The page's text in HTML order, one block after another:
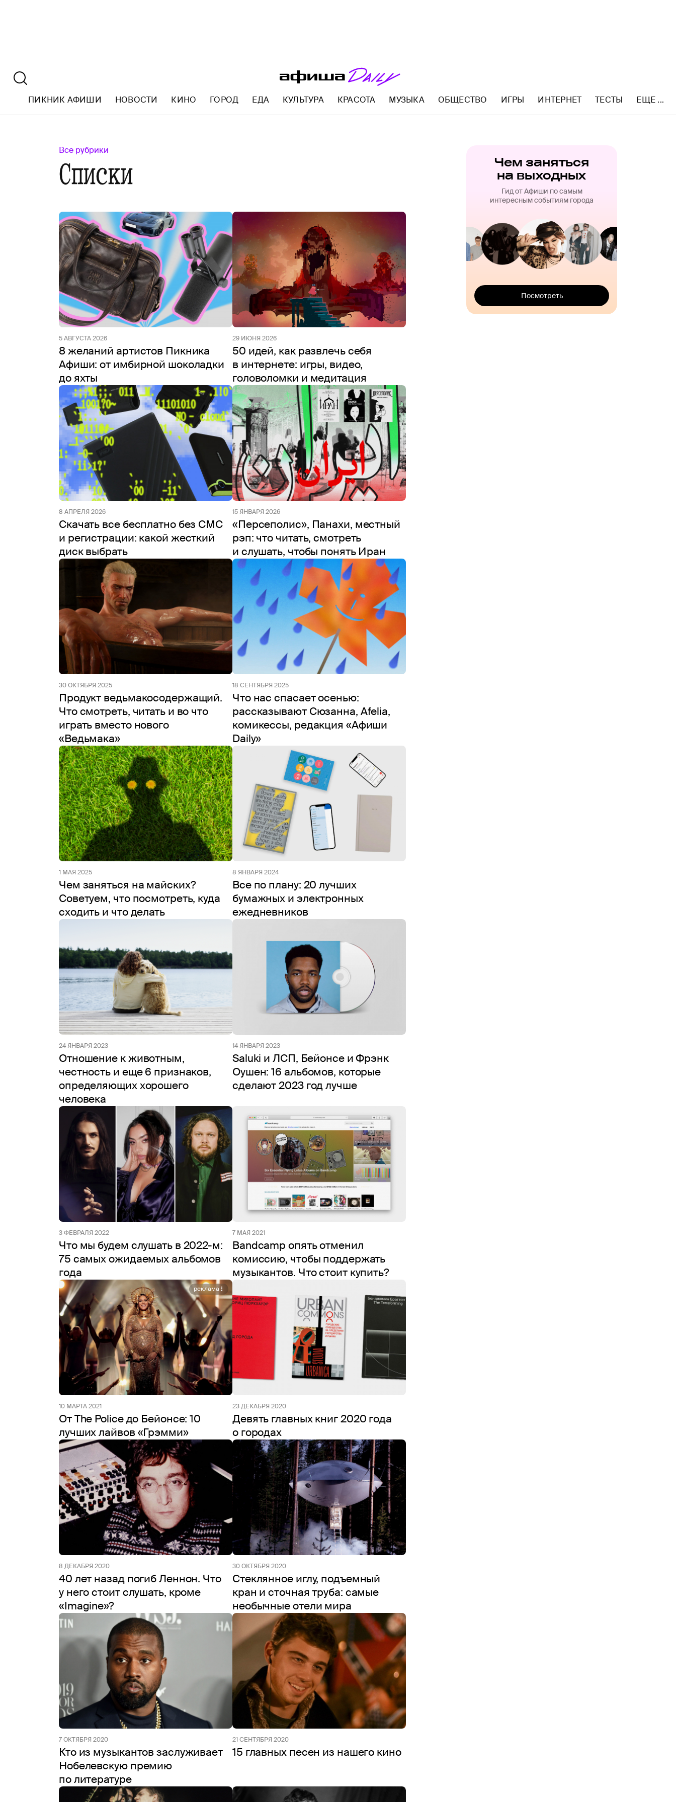
ПИКНИК АФИШИ НОВОСТИ КИНО ГОРОД ЕДА КУЛЬТУРА КРАСОТА МУЗЫКА ОБЩЕСТВО ИГРЫ ИНТЕРНЕТ
ТЕСТЫ
AFISHA.RU
ЕЩЕ ...
Все рубрики
Списки
5 АВГУСТА 2026
8 желаний артистов Пикника
Афиши: от имбирной шоколадки
до яхты
29 ИЮНЯ 2026
50 идей, как развлечь себя
в интернете: игры, видео,
головоломки и медитация
8 АПРЕЛЯ 2026
Скачать все бесплатно без СМС
и регистрации: какой жесткий
диск выбрать
15 ЯНВАРЯ 2026
«Персеполис», Панахи, местный
рэп: что читать, смотреть
и слушать, чтобы понять Иран
30 ОКТЯБРЯ 2025
Продукт ведьмакосодержащий.
Что смотреть, читать и во что
играть вместо нового
«Ведьмака»
18 СЕНТЯБРЯ 2025
Что нас спасает осенью:
рассказывают Сюзанна, Afelia,
комикессы, редакция «Афиши
Daily»
1 МАЯ 2025
Чем заняться на майских?
Советуем, что посмотреть, куда
сходить и что делать
8 ЯНВАРЯ 2024
Все по плану: 20 лучших
бумажных и электронных
ежедневников
24 ЯНВАРЯ 2023
Отношение к животным,
честность и еще 6 признаков,
определяющих хорошего
человека
14 ЯНВАРЯ 2023
Saluki и ЛСП, Бейонсе и Фрэнк
Оушен: 16 альбомов, которые
сделают 2023 год лучше
3 ФЕВРАЛЯ 2022
Что мы будем слушать в 2022-м:
75 самых ожидаемых альбомов
года
7 МАЯ 2021
Bandcamp опять отменил
комиссию, чтобы поддержать
музыкантов. Что стоит купить?
реклама
10 МАРТА 2021
От The Police до Бейонсе: 10
лучших лайвов «Грэмми»
23 ДЕКАБРЯ 2020
Девять главных книг 2020 года
о городах
8 ДЕКАБРЯ 2020
40 лет назад погиб Леннон. Что
у него стоит слушать, кроме
«Imagine»?
30 ОКТЯБРЯ 2020
Стеклянное иглу, подъемный
кран и сточная труба: самые
необычные отели мира
7 ОКТЯБРЯ 2020
Кто из музыкантов заслуживает
Нобелевскую премию
по литературе
21 СЕНТЯБРЯ 2020
15 главных песен из нашего кино
Чем заняться
на выходных
Гид от Афиши по самым
интересным событиям города
Посмотреть